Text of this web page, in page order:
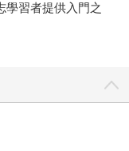
學習者提供入門之